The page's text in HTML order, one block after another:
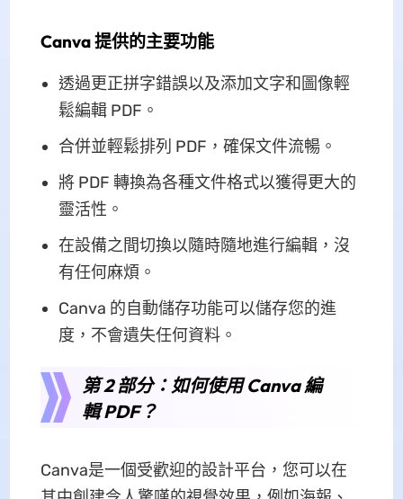
Canva 提供的主要功能
透過更正拼字錯誤以及添加文字和圖像輕
鬆編輯 PDF。
合併並輕鬆排列 PDF，確保文件流暢。
將 PDF 轉換為各種文件格式以獲得更大的
靈活性。
在設備之間切換以隨時隨地進行編輯，沒
有任何麻煩。
Canva 的自動儲存功能可以儲存您的進
度，不會遺失任何資料。
第 2 部分：如何使用 Canva 編
輯 PDF？
Canva是一個受歡迎的設計平台，您可以在